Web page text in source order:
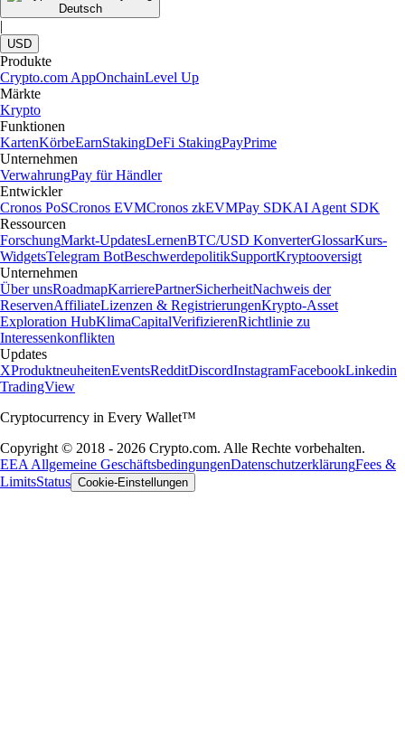
Deutsch
|
USD
Produkte
Crypto.com AppOnchainLevel Up
Märkte
Krypto
Funktionen
KartenKörbeEarnStakingDeFi StakingPayPrime
Unternehmen
VerwahrungPay für Händler
Entwickler
Cronos PoSCronos EVMCronos zkEVMPay SDKAI Agent SDK
Ressourcen
ForschungMarkt-UpdatesLernenBTC/USD KonverterGlossarKurs-
WidgetsTelegram BotBeschwerdepolitikSupportKryptooversigt
Unternehmen
Über unsRoadmapKarrierePartnerSicherheitNachweis der
ReservenAffiliateLizenzen & RegistrierungenKrypto-Asset
Exploration HubKlimaCapitalVerifizierenRichtlinie zu
Interessenkonflikten
Updates
XProduktneuheitenEventsRedditDiscordInstagramFacebookLinkedin
TradingView
Cryptocurrency in Every Wallet™
Copyright © 2018 - 2026 Crypto.com. Alle Rechte vorbehalten.
EEA Allgemeine GeschäftsbedingungenDatenschutzerklärungFees &
LimitsStatus Cookie-Einstellungen